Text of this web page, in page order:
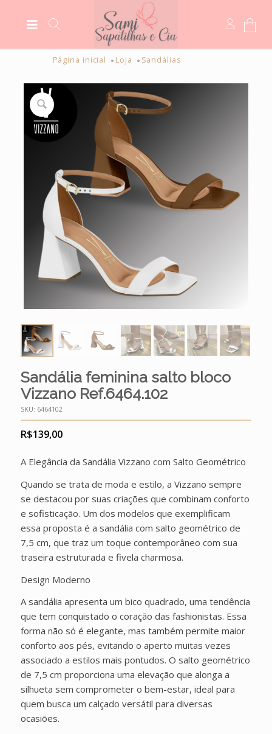
Página inicial Loja Sandálias
Sandália feminina salto bloco
Vizzano Ref.6464.102
SKU: 6464102
R$139,00
A Elegância da Sandália Vizzano com Salto Geométrico
Quando se trata de moda e estilo, a Vizzano sempre
se destacou por suas criações que combinam conforto
e sofisticação. Um dos modelos que exemplificam
essa proposta é a sandália com salto geométrico de
7,5 cm, que traz um toque contemporâneo com sua
traseira estruturada e fivela charmosa.
Design Moderno
A sandália apresenta um bico quadrado, uma tendência
que tem conquistado o coração das fashionistas. Essa
forma não só é elegante, mas também permite maior
conforto aos pés, evitando o aperto muitas vezes
associado a estilos mais pontudos. O salto geométrico
de 7,5 cm proporciona uma elevação que alonga a
silhueta sem comprometer o bem-estar, ideal para
quem busca um calçado versátil para diversas
ocasiões.